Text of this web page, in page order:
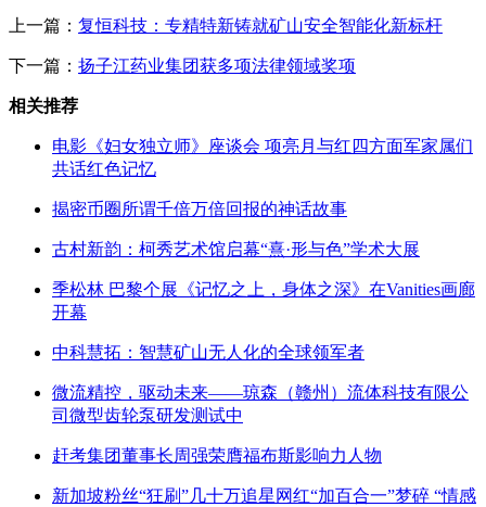
上一篇： 复恒科技：专精特新铸就矿山安全智能化新标杆
下一篇： 扬子江药业集团获多项法律领域奖项
相关推荐
电影《妇女独立师》座谈会 项亮月与红四方面军家属们
共话红色记忆
揭密币圈所谓千倍万倍回报的神话故事
古村新韵：柯秀艺术馆启幕“熹·形与色”学术大展
季松林 巴黎个展《记忆之上，身体之深》在Vanities画廊
开幕
中科慧拓：智慧矿山无人化的全球领军者
微流精控，驱动未来——琼森（赣州）流体科技有限公
司微型齿轮泵研发测试中
赶考集团董事长周强荣膺福布斯影响力人物
新加坡粉丝“狂刷”几十万追星网红“加百合一”梦碎 “情感